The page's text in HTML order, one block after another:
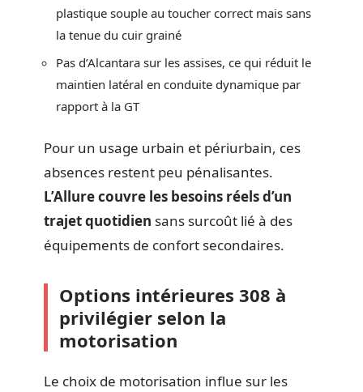
plastique souple au toucher correct mais sans
la tenue du cuir grainé
Pas d’Alcantara sur les assises, ce qui réduit le
maintien latéral en conduite dynamique par
rapport à la GT
Pour un usage urbain et périurbain, ces
absences restent peu pénalisantes.
L’Allure couvre les besoins réels d’un
trajet quotidien sans surcoût lié à des
équipements de confort secondaires.
Options intérieures 308 à
privilégier selon la
motorisation
Le choix de motorisation influe sur les